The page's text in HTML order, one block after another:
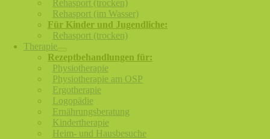
Rehasport (trocken)
Rehasport (im Wasser)
Für Kinder und Jugendliche:
Rehasport (trocken)
Therapie
Rezeptbehandlungen für:
Physiotherapie
Physiotherapie am OSP
Ergotherapie
Logopädie
Ernährungsberatung
Kindertherapie
Heim- und Hausbesuche